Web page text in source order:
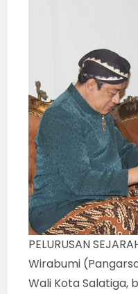
PELURUSAN
Wirabumi
Wali Kota Salatiga,